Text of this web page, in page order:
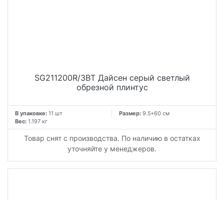
SG211200R/3BT Дайсен серый светлый
обрезной плинтус
В упаковке: 11 шт Размер: 9.5*60 см
Вес: 1.197 кг
Товар снят с производства. По наличию в остатках
уточняйте у менеджеров.